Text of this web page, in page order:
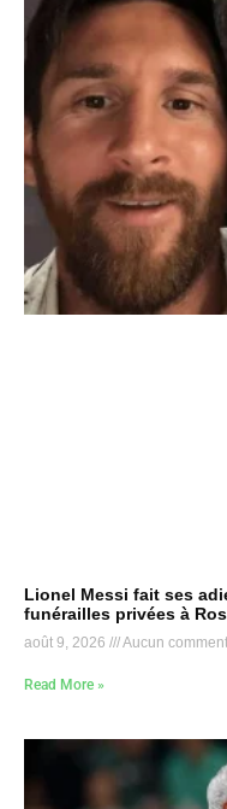
Lionel Messi fait ses
funérailles privées à
août 9, 2026 Aucun
Read More »